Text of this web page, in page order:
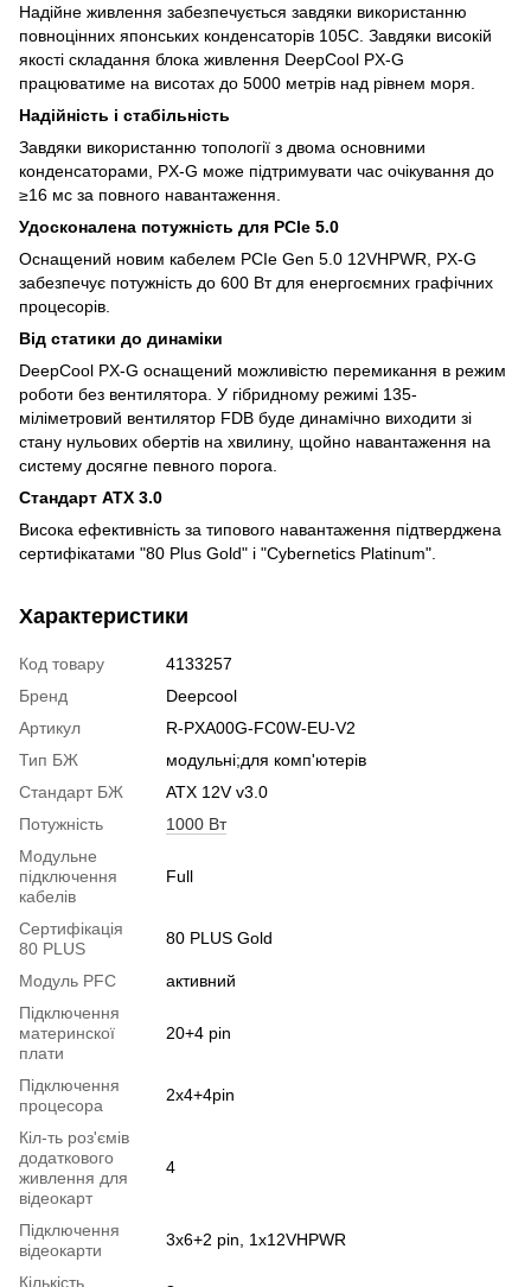
Надійне живлення забезпечується завдяки використанню
повноцінних японських конденсаторів 105C. Завдяки високій
якості складання блока живлення DeepCool PX-G
працюватиме на висотах до 5000 метрів над рівнем моря.
Надійність і стабільність
Завдяки використанню топології з двома основними
конденсаторами, PX-G може підтримувати час очікування до
≥16 мс за повного навантаження.
Удосконалена потужність для PCIe 5.0
Оснащений новим кабелем PCIe Gen 5.0 12VHPWR, PX-G
забезпечує потужність до 600 Вт для енергоємних графічних
процесорів.
Від статики до динаміки
DeepCool PX-G оснащений можливістю перемикання в режим
роботи без вентилятора. У гібридному режимі 135-
міліметровий вентилятор FDB буде динамічно виходити зі
стану нульових обертів на хвилину, щойно навантаження на
систему досягне певного порога.
Стандарт ATX 3.0
Висока ефективність за типового навантаження підтверджена
сертифікатами "80 Plus Gold" і "Cybernetics Platinum".
Характеристики
Код товару
4133257
Бренд
Deepcool
Артикул
R-PXA00G-FC0W-EU-V2
Тип БЖ
модульні;для комп'ютерів
Стандарт БЖ
ATX 12V v3.0
Потужність
1000 Вт
Модульне
підключення
кабелів
Full
Сертифікація
80 PLUS
80 PLUS Gold
Модуль PFC
активний
Підключення
материнскої
плати
20+4 pin
Підключення
процесора
2x4+4pin
Кіл-ть роз'ємів
додаткового
живлення для
відеокарт
4
Підключення
відеокарти
3x6+2 pin, 1x12VHPWR
Кількість